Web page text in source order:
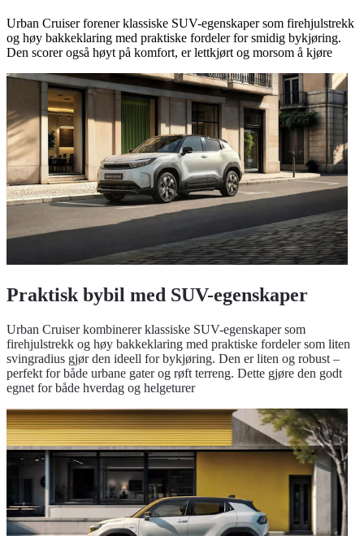
Urban Cruiser forener klassiske SUV-egenskaper som firehjulstrekk
og høy bakkeklaring med praktiske fordeler for smidig bykjøring.
Den scorer også høyt på komfort, er lettkjørt og morsom å kjøre
Praktisk bybil med SUV-egenskaper
Urban Cruiser kombinerer klassiske SUV-egenskaper som
firehjulstrekk og høy bakkeklaring med praktiske fordeler som liten
svingradius gjør den ideell for bykjøring. Den er liten og robust –
perfekt for både urbane gater og røft terreng. Dette gjøre den godt
egnet for både hverdag og helgeturer